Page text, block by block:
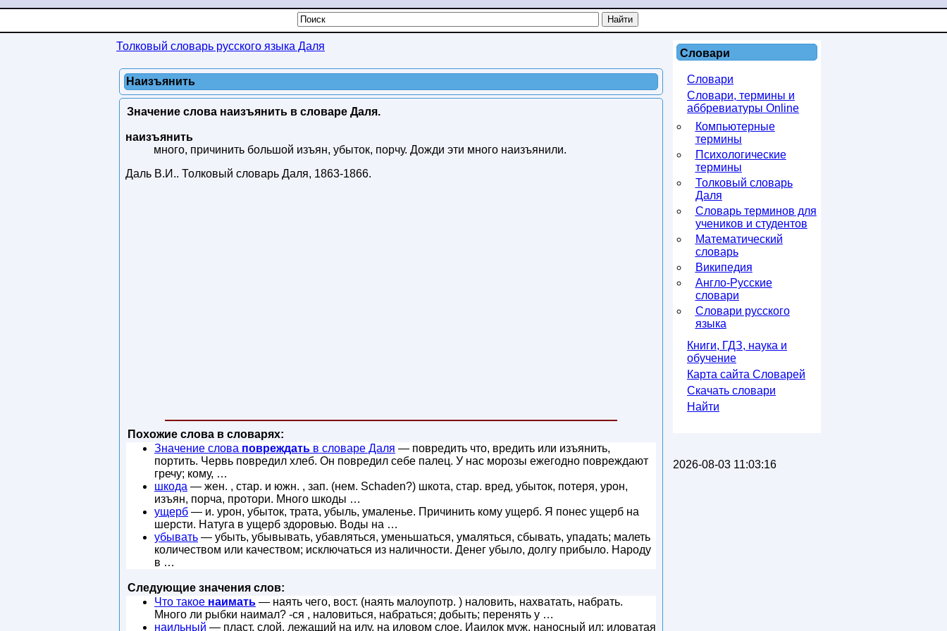
Толковый словарь русского языка Даля
Наизъянить
Значение слова наизъянить в словаре Даля.
наизъянить
много, причинить большой изъян, убыток, порчу. Дожди эти много наизъянили.
Даль В.И.. Толковый словарь Даля, 1863-1866.
Похожие слова в словарях:
Значение слова повреждать в словаре Даля — повредить что, вредить или изъянить,
портить. Червь повредил хлеб. Он повредил себе палец. У нас морозы ежегодно повреждают
гречу; кому, …
шкода — жен. , стар. и южн. , зап. (нем. Schaden?) шкота, стар. вред, убыток, потеря, урон,
изъян, порча, протори. Много шкоды …
ущерб — и. урон, убыток, трата, убыль, умаленье. Причинить кому ущерб. Я понес ущерб на
шерсти. Натуга в ущерб здоровью. Воды на …
убывать — убыть, убывывать, убавляться, уменьшаться, умаляться, сбывать, упадать; малеть
количеством или качеством; исключаться из наличности. Денег убыло, долгу прибыло. Народу
в …
Следующие значения слов:
Что такое наимать — наять чего, вост. (наять малоупотр. ) наловить, нахватать, набрать.
Много ли рыбки наимал? -ся , наловиться, набраться; добыть; перенять у …
наильный — пласт, слой, лежащий на илу, на иловом слое. Иаилок муж. наносный ил; иловатая
Словари
Словари
Словари, термины и
аббревиатуры Online
Компьютерные
термины
Психологические
термины
Толковый словарь
Даля
Словарь терминов для
учеников и студентов
Математический
словарь
Википедия
Англо-Русские
словари
Словари русского
языка
Книги, ГДЗ, наука и
обучение
Карта сайта Словарей
Скачать словари
Найти
2026-08-03 11:03:16